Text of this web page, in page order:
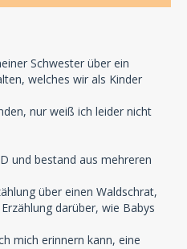
Schwester über ein
welches wir als Kinder
nur weiß ich leider nicht
und bestand aus mehreren
über einen Waldschrat,
darüber, wie Babys
mich erinnern kann, eine